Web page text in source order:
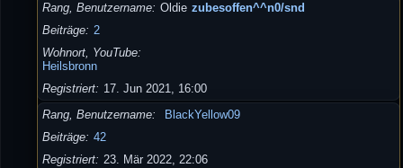
Rang, Benutzername Oldie zubesoffen^^n0/snd
Beiträge 2
Wohnort, YouTube
Heilsbronn
Registriert
17. Jun 2021, 16:00
Rang, Benutzername
BlackYellow09
Beiträge 42
Registriert 23. Mär 2022, 22:06